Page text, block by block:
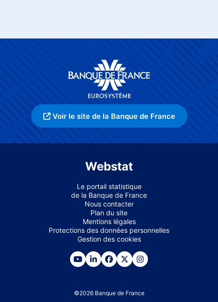
Voir le site de la Banque de France
Webstat
Le portail statistique
de la Banque de France
Nous contacter
Plan du site
Mentions légales
Protections des données personnelles
Gestion des cookies
©2026 Banque de France